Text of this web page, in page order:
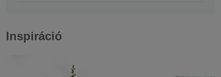
Inspiráció